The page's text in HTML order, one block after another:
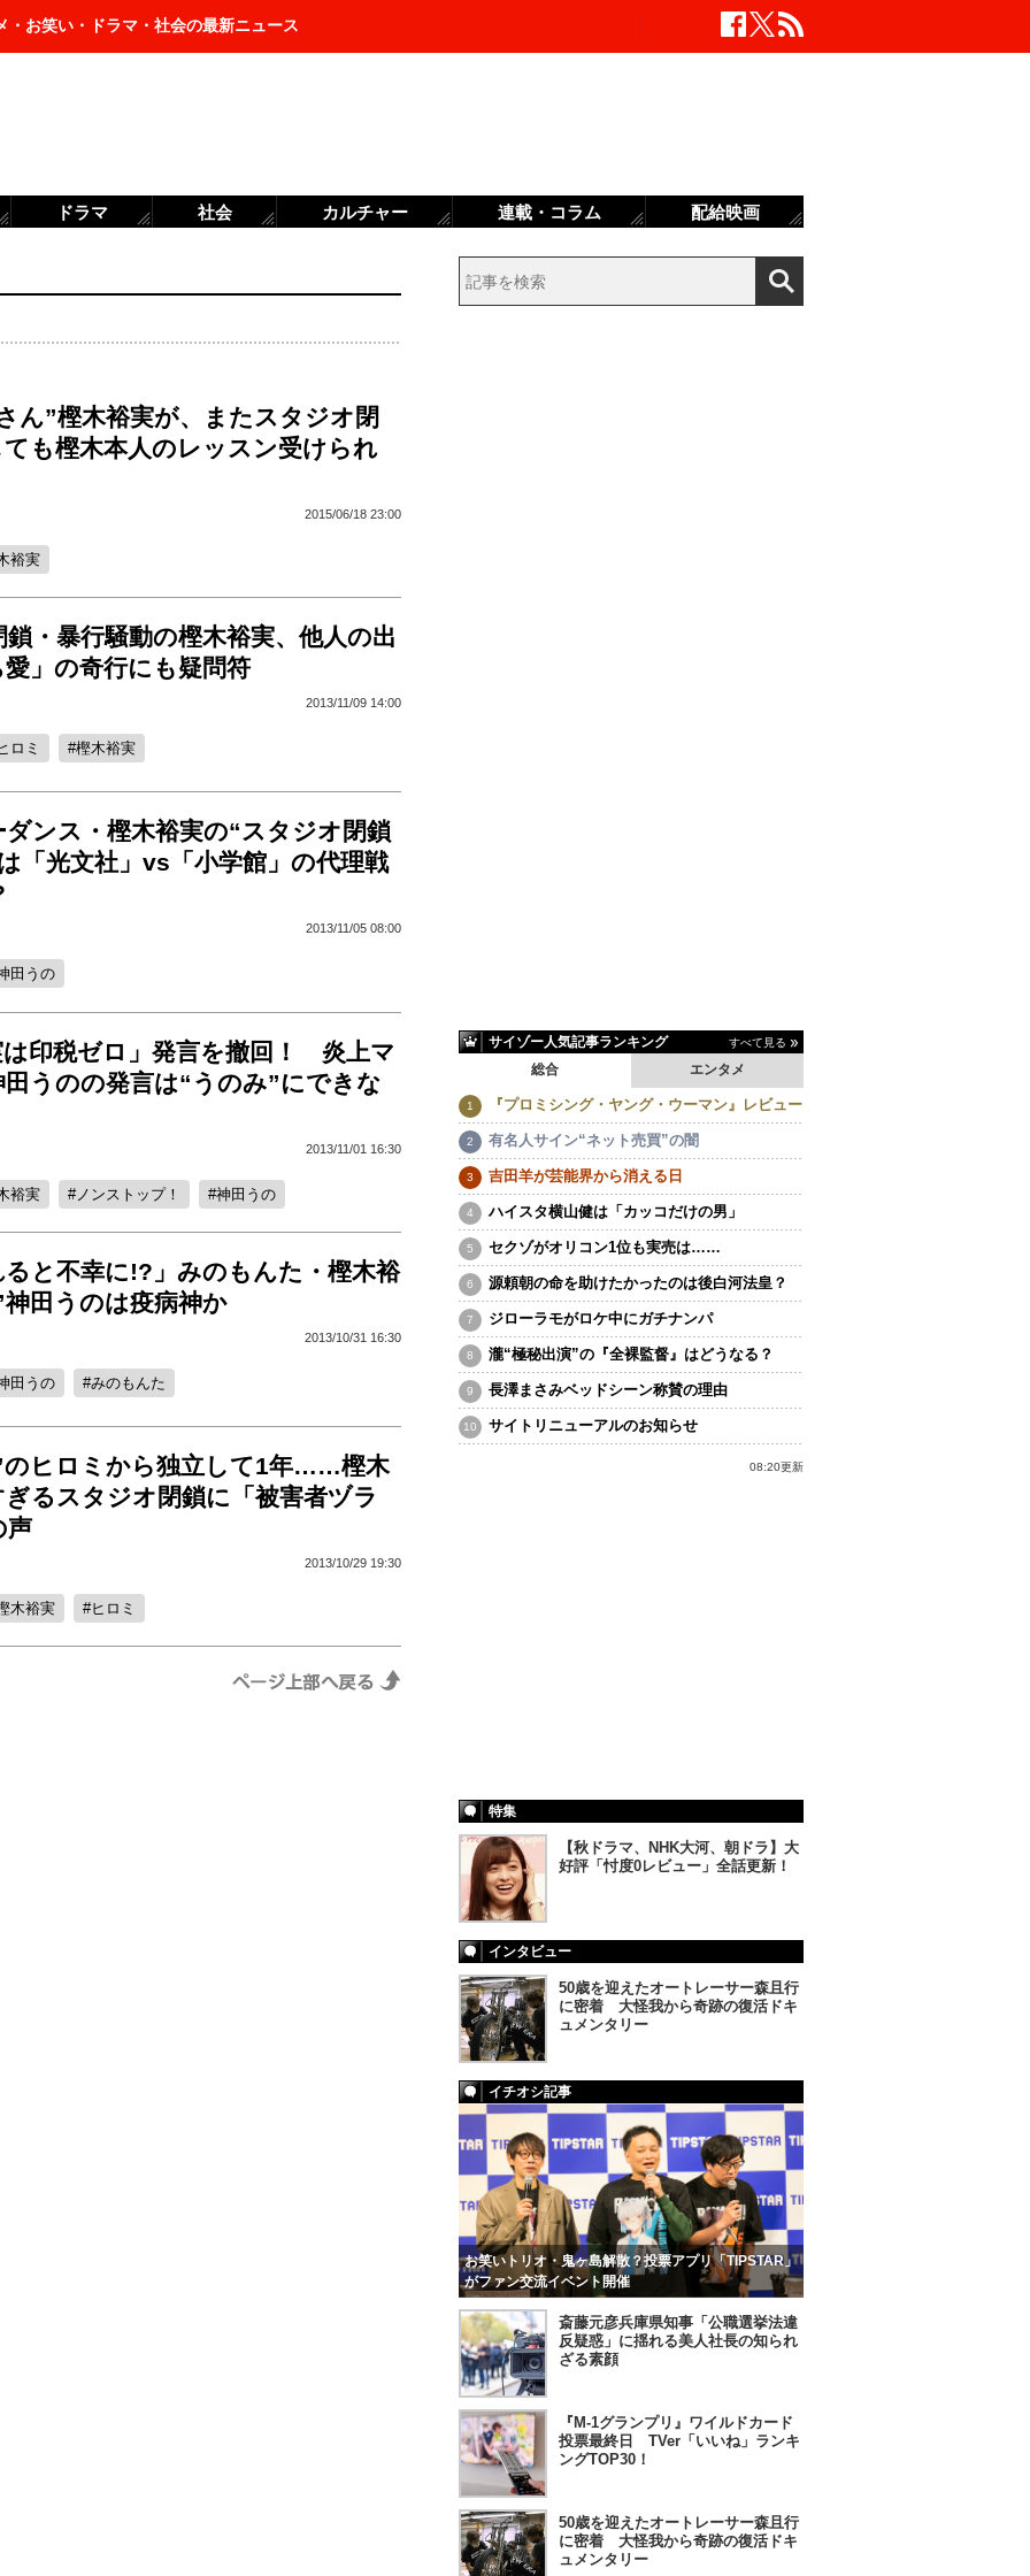
・お笑い・ドラマ・社会の最新ニュース
ん”樫木裕実が、またスタジオ閉
も樫木本人のレッスン受けられ
2015/06/18 23:00
裕実
・暴行騒動の樫木裕実、他人の出
」の奇行にも疑問符
2013/11/09 14:00
ロミ 樫木裕実
ンス・樫木裕実の“スタジオ閉鎖
「光文社」vs「小学館」の代理戦
2013/11/05 08:00
田うの
は印税ゼロ」発言を撤回！ 炎上マ
うのの発言は“うのみ”にできな
2013/11/01 16:30
裕実 ノンストップ！ 神田うの
と不幸に!?」みのもんた・樫木裕
神田うのは疫病神か
2013/10/31 16:30
田うの みのもんた
のヒロミから独立して1年……樫木
るスタジオ閉鎖に「被害者ヅラ
声
2013/10/29 19:30
木裕実 ヒロミ
サイゾー人気記事ランキング すべて見る
エンタメ
総合
『プロミシング・ヤング・ウーマン』レビュー
有名人サイン“ネット売買”の闇
吉田羊が芸能界から消える日
ハイスタ横山健は「カッコだけの男」
セクゾがオリコン1位も実売は……
源頼朝の命を助けたかったのは後白河法皇？
ジローラモがロケ中にガチナンパ
瀧“極秘出演”の『全裸監督』はどうなる？
長澤まさみベッドシーン称賛の理由
サイトリニューアルのお知らせ
08:20更新
特集
【秋ドラマ、NHK大河、朝ドラ】大
好評「忖度0レビュー」全話更新！
インタビュー
50歳を迎えたオートレーサー森且行
に密着 大怪我から奇跡の復活ドキ
ュメンタリー
イチオシ記事
お笑いトリオ・鬼ヶ島解散？投票アプリ「TIPSTAR」
がファン交流イベント開催
斎藤元彦兵庫県知事「公職選挙法違
反疑惑」に揺れる美人社長の知られ
ざる素顔
『M-1グランプリ』ワイルドカード
投票最終日 TVer「いいね」ランキ
ングTOP30！
50歳を迎えたオートレーサー森且行
に密着 大怪我から奇跡の復活ドキ
ュメンタリー
ドラマ 社会 カルチャー 連載・コラム 配給映画